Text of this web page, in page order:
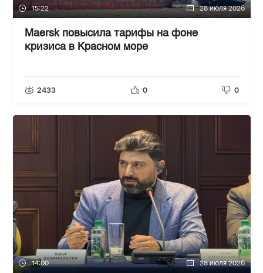
15:22 28 июля 2026
Maersk повысила тарифы на фоне
кризиса в Красном море
2433 0 0
14:00 28 июля 2026